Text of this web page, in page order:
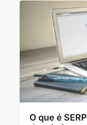
O que é